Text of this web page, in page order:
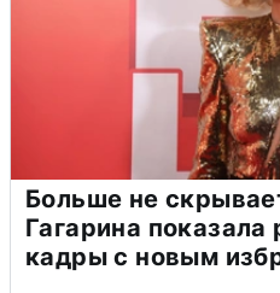
Больше не
Гагарина
кадры с новым